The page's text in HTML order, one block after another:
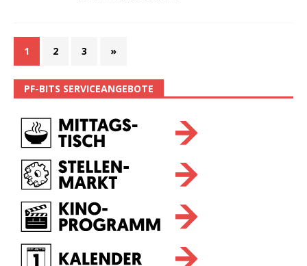
1 2 3 »
PF-BITS SERVICEANGEBOTE